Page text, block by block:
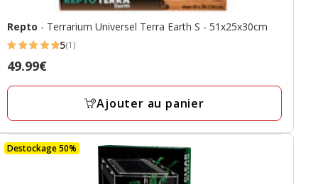
Repto - Terrarium Universel Terra Earth S - 51x25x30cm
5
étoiles
avec
avis
5(1)
Prix
49.99€
49.99€
Ajouter au panier
Destockage 50%